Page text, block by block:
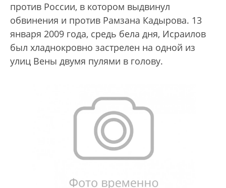
против России, в котором выдвинул
обвинения и против Рамзана Кадырова. 13
января 2009 года, средь бела дня, Исраилов
был хладнокровно застрелен на одной из
улиц Вены двумя пулями в голову.